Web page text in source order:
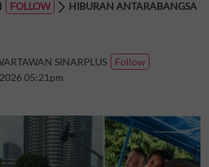
HIBURAN ANTARABANGSA
SINARPLUS
05:21pm